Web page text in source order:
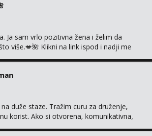
Ja sam vrlo pozitivna žena i želim da
više.💋🌺 Klikni na link ispod i nadji me
duže staze. Tražim curu za druženje,
korist. Ako si otvorena, komunikativna,